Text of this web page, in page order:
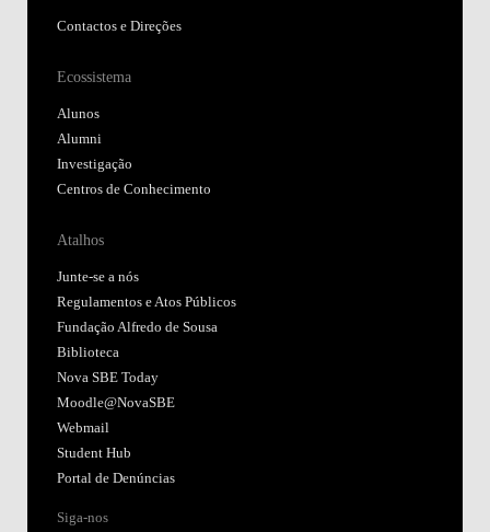
Contactos e Direções
Ecossistema
Alunos
Alumni
Investigação
Centros de Conhecimento
Atalhos
Junte-se a nós
Regulamentos e Atos Públicos
Fundação Alfredo de Sousa
Biblioteca
Nova SBE Today
Moodle@NovaSBE
Webmail
Student Hub
Portal de Denúncias
Siga-nos